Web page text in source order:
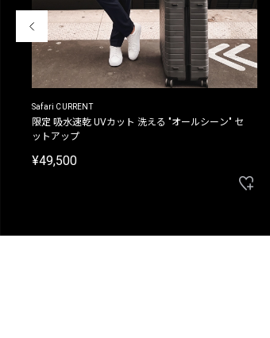
Safari CURRENT
限定 吸水速乾 UVカット 洗える "オールシーン" セ
ットアップ
¥49,500